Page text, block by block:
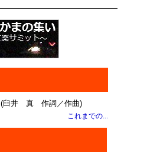
(臼井 真 作詞／作曲)
これまでの...